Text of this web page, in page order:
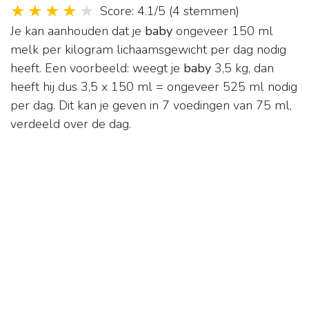
Score: 4.1/5 (4 stemmen)
Je kan aanhouden dat je baby ongeveer 150 ml
melk per kilogram lichaamsgewicht per dag nodig
heeft. Een voorbeeld: weegt je baby 3,5 kg, dan
heeft hij dus 3,5 x 150 ml = ongeveer 525 ml nodig
per dag. Dit kan je geven in 7 voedingen van 75 ml,
verdeeld over de dag.